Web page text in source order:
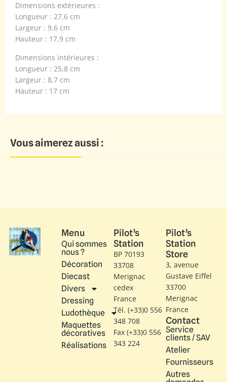
Dimensions extérieures :
Longueur : 27,6 cm
Largeur : 9,6 cm
Hauteur : 17,9 cm
Dimensions intérieures :
Longueur : 25,8 cm
Largeur : 8,7 cm
Hauteur : 17 cm
Vous aimerez aussi :
Menu
Qui sommes
nous ?
Décoration
Diecast
Divers
Dressing
Ludothèque
Maquettes
décoratives
Réalisations
Pilot’s
Station
BP 70193
33708
Merignac
cedex
France
Tél. (+33)0 556
348 708
Fax (+33)0 556
343 224
Pilot’s
Station
Store
3, avenue
Gustave Eiffel​
33700
Merignac
France
Contact
Service
clients / SAV
Atelier
Fournisseurs
Autres